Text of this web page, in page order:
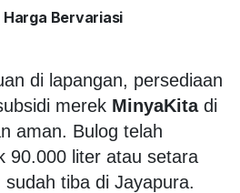
Bervariasi
di lapangan, persediaan
merek MinyaKitadi
aman. Bulog telah
90.000 liter atau setara
sudah tiba di Jayapura.